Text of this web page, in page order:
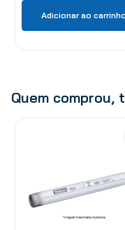
Adicionar ao carrinho
Quem comprou,